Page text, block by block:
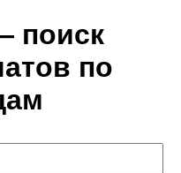
поиск
по